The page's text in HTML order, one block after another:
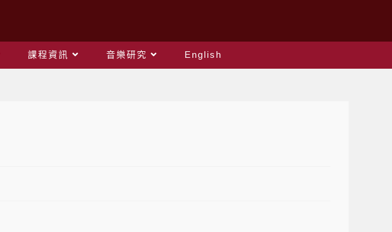
課程資訊 音樂研究 English